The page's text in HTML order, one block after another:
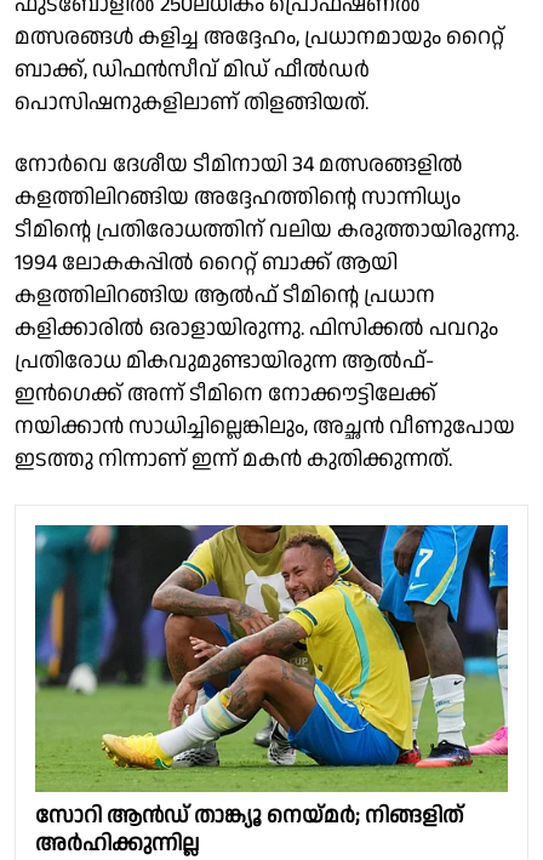
മത്സരങ്ങൾ കളിച്ച അദ്ദേഹം, പ്രധാനമായും റൈറ്റ്
ബാക്ക്, ഡിഫൻസീവ് മിഡ് ഫീൽഡർ
പൊസിഷനുകളിലാണ് തിളങ്ങിയത്.
നോർവെ ദേശീയ ടീമിനായി 34 മത്സരങ്ങളിൽ
കളത്തിലിറങ്ങിയ അദ്ദേഹത്തിൻ്റെ സാന്നിധ്യം
ടീമിൻ്റെ പ്രതിരോധത്തിന് വലിയ കരുത്തായിരുന്നു.
1994 ലോകകപ്പിൽ റൈറ്റ് ബാക്ക് ആയി
കളത്തിലിറങ്ങിയ ആൽഫ് ടീമിൻ്റെ പ്രധാന
കളിക്കാരിൽ ഒരാളായിരുന്നു. ഫിസിക്കൽ പവറും
പ്രതിരോധ മികവുമുണ്ടായിരുന്ന ആൽഫ്-
ഇൻഗെക്ക് അന്ന് ടീമിനെ നോക്കൗട്ടിലേക്ക്
നയിക്കാൻ സാധിച്ചില്ലെങ്കിലും, അച്ഛൻ വീണുപോയ
ഇടത്തു നിന്നാണ് ഇന്ന് മകൻ കുതിക്കുന്നത്.
സോറി ആൻഡ് താങ്ക്യൂ നെയ്മർ; നിങ്ങളിത്
അർഹിക്കുന്നില്ല